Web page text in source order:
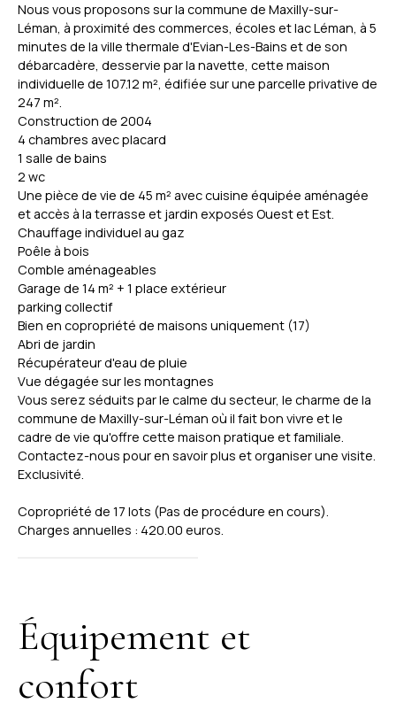
Nous vous proposons sur la commune de Maxilly-sur-
Léman, à proximité des commerces, écoles et lac Léman, à 5
minutes de la ville thermale d'Evian-Les-Bains et de son
débarcadère, desservie par la navette, cette maison
individuelle de 107.12 m², édifiée sur une parcelle privative de
247 m².
Construction de 2004
4 chambres avec placard
1 salle de bains
2 wc
Une pièce de vie de 45 m² avec cuisine équipée aménagée
et accès à la terrasse et jardin exposés Ouest et Est.
Chauffage individuel au gaz
Poêle à bois
Comble aménageables
Garage de 14 m² + 1 place extérieur
parking collectif
Bien en copropriété de maisons uniquement (17)
Abri de jardin
Récupérateur d'eau de pluie
Vue dégagée sur les montagnes
Vous serez séduits par le calme du secteur, le charme de la
commune de Maxilly-sur-Léman où il fait bon vivre et le
cadre de vie qu'offre cette maison pratique et familiale.
Contactez-nous pour en savoir plus et organiser une visite.
Exclusivité.
Copropriété de 17 lots (Pas de procédure en cours).
Charges annuelles : 420.00 euros.
Équipement et
confort